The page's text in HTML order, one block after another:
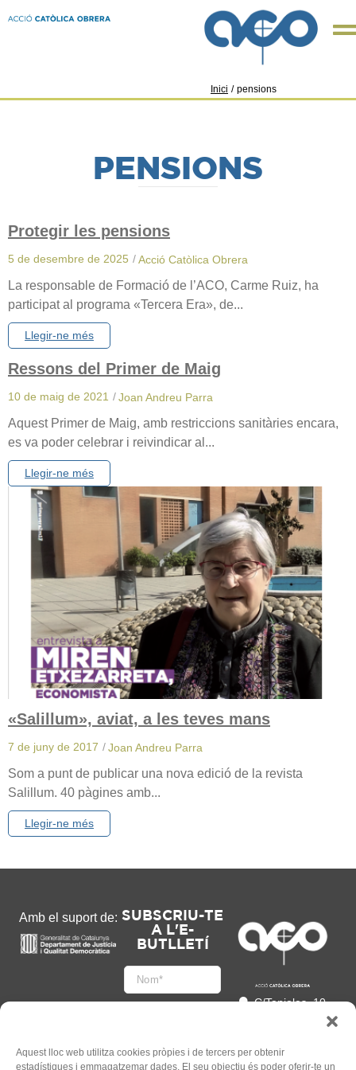
Aquest lloc web utilitza cookies pròpies i de tercers per obtenir
estadístiques i emmagatzemar dades. El seu objectiu és poder oferir-te un
Inici / pensions
PENSIONS
Protegir les pensions
5 de desembre de 2025 /Acció Catòlica Obrera
La responsable de Formació de l’ACO, Carme Ruiz, ha
participat al programa «Tercera Era», de...
Llegir-ne més
Ressons del Primer de Maig
10 de maig de 2021 /Joan Andreu Parra
Aquest Primer de Maig, amb restriccions sanitàries encara,
es va poder celebrar i reivindicar al...
Llegir-ne més
«Salillum», aviat, a les teves mans
7 de juny de 2017 /Joan Andreu Parra
Som a punt de publicar una nova edició de la revista
Salillum. 40 pàgines amb...
Llegir-ne més
Amb el suport de: SUBSCRIU-TE
A L'E-
BUTLLETÍ
C/Tapioles, 10
93 505 86 86